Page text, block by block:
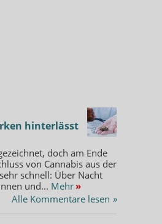
hinterlässt
doch am Ende
von Cannabis aus der
schnell: Über Nacht
und... Mehr »
Alle Kommentare lesen »